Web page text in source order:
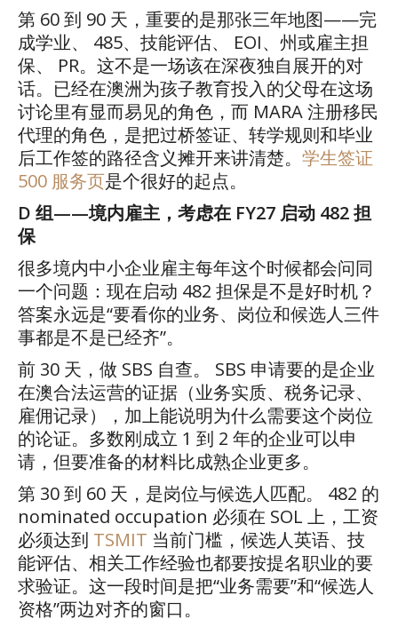
第 60到 90 天，重要的是那张三年地图——完
成学业、
485、技能评估、 EOI、州或雇主担
保、
PR。这不是一场该在深夜独自展开的对
话。已经在澳洲为孩子教育投入的父母在这场
讨论里有显而易见的角色，而 MARA注册移民
代理的角色，是把过桥签证、转学规则和毕业
后工作签的路径含义摊开来讲清楚。 学生签证
500 服务页是个很好的起点。
D 组——境内雇主，考虑在 FY27 启动 482担
保
很多境内中小企业雇主每年这个时候都会问同
一个问题：现在启动 482 担保是不是好时机？
答案永远是“要看你的业务、岗位和候选人三件
事都是不是已经齐”。
前 30 天，做 SBS 自查。 SBS 申请要的是企业
在澳合法运营的证据（业务实质、税务记录、
雇佣记录），加上能说明为什么需要这个岗位
的论证。多数刚成立 1 到 2 年的企业可以申
请，但要准备的材料比成熟企业更多。
第 30到 60 天，是岗位与候选人匹配。 482 的
nominated occupation 必须在 SOL 上，工资
必须达到 TSMIT 当前门槛，候选人英语、技
能评估、相关工作经验也都要按提名职业的要
求验证。这一段时间是把“业务需要”和“候选人
资格”两边对齐的窗口。